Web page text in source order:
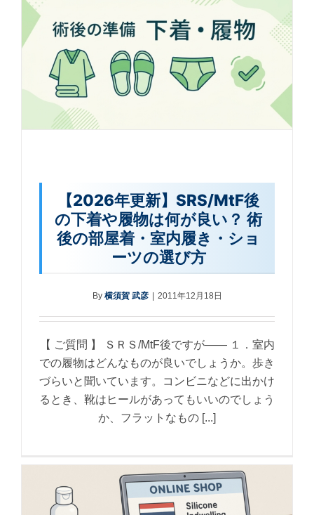
【2026年更新】SRS/MtF後
の下着や履物は何が良い？ 術
後の部屋着・室内履き・ショ
ーツの選び方
By 横須賀 武彦 2011年12月18日
【 ご質問 】 ＳＲＳ/MtF後ですが—— １．室内
での履物はどんなものが良いでしょうか。歩き
づらいと聞いています。コンビニなどに出かけ
るとき、靴はヒールがあってもいいのでしょう
か、フラットなもの [...]